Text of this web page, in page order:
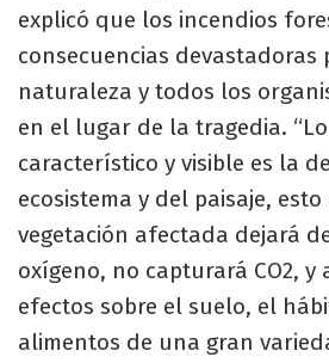
explicó que los incendios
consecuencias devastadoras
naturaleza y todos los
en el lugar de la tragedia.
característico y visible es la
ecosistema y del paisaje,
vegetación afectada dejará
oxígeno, no capturará CO2, y
efectos sobre el suelo, el
alimentos de una gran